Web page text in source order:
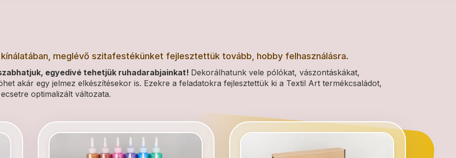
meglévő szitafestékünket fejlesztettük tovább, hobby felhasználásra.
egyedivé tehetjük ruhadarabjainkat! Dekorálhatunk vele pólókat, vászontáskákat,
akár egy jelmez elkészítésekor is. Ezekre a feladatokra fejlesztettük ki a Textil Art termékcsaládot,
optimalizált változata.